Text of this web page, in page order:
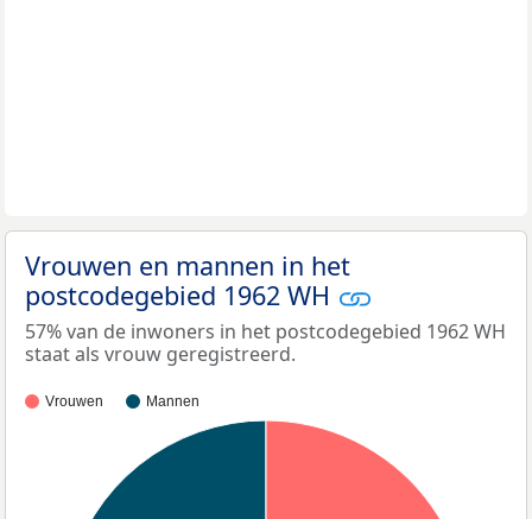
Vrouwen en mannen in het
postcodegebied 1962 WH
57% van de inwoners in het postcodegebied 1962 WH
staat als vrouw geregistreerd.
Vrouwen Mannen